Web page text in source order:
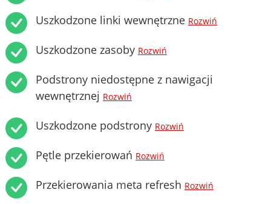
Uszkodzone linki wewnętrzne Rozwiń
Uszkodzone zasoby Rozwiń
Podstrony niedostępne z nawigacji
wewnętrznej Rozwiń
Uszkodzone podstrony Rozwiń
Pętle przekierowań Rozwiń
Przekierowania meta refresh Rozwiń